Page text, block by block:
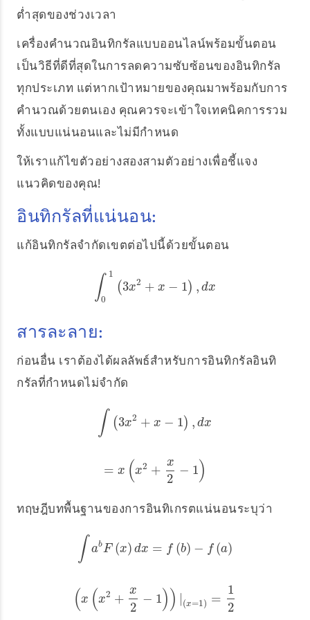
ต่ำสุดของช่วงเวลา
เครื่องคำนวณอินทิกรัลแบบออนไลน์พร้อมขั้นตอน
เป็นวิธีที่ดีที่สุดในการลดความซับซ้อนของอินทิกรัล
ทุกประเภท แต่หากเป้าหมายของคุณมาพร้อมกับการ
คำนวณด้วยตนเอง คุณควรจะเข้าใจเทคนิคการรวม
ทั้งแบบแน่นอนและไม่มีกำหนด
ให้เราแก้ไขตัวอย่างสองสามตัวอย่างเพื่อชี้แจง
แนวคิดของคุณ!
อินทิกรัลที่แน่นอน:
แก้อินทิกรัลจำกัดเขตต่อไปนี้ด้วยขั้นตอน
∫ 1
0
(3x2 + x − 1) , dx
∫01(3x2+x −1) dx
สารละลาย:
ก่อนอื่น เราต้องได้ผลลัพธ์สำหรับการอินทิกรัลอินทิ
กรัลที่กำหนดไม่จำกัด
∫ (3x2 + x − 1) , dx
∫(3x 2+ x−1), dx
= x (x2 +
x
2
− 1)
=x(x 2+x 2− 1)
ทฤษฎีบทพื้นฐานของการอินทิเกรตแน่นอนระบุว่า
∫ abF (x) dx = f (b) − f (a)
∫abF(x)d x=f (b)−f (a)
(x (x2 +
x
2
− 1)) (x=1) =
1
2
(x (x2 +x 2− 1)) |( x 1)= 12